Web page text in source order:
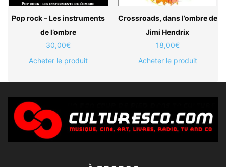
Pop rock – Les instruments
de l’ombre
30,00€
Acheter le produit
Crossroads, dans l’ombre de
Jimi Hendrix
18,00€
Acheter le produit